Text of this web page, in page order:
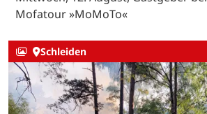
Mofatour »MoMoTo«
Schleiden